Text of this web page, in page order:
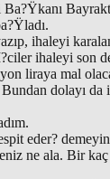
ihaleyi
ihaleyi son
liraya mal
dolayı
eder?
ne ala. Bir